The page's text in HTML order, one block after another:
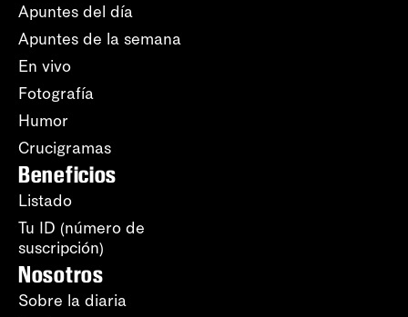
Apuntes del día
Apuntes de la semana
En vivo
Fotografía
Humor
Crucigramas
Beneficios
Listado
Tu ID (número de
suscripción)
Nosotros
Sobre la diaria